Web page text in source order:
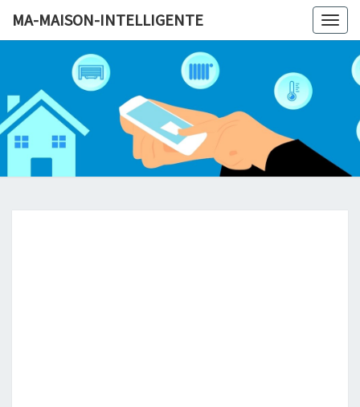
MA-MAISON-INTELLIGENTE
MA-